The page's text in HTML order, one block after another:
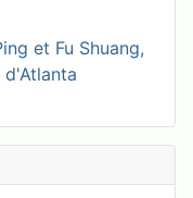
et Fu Shuang,